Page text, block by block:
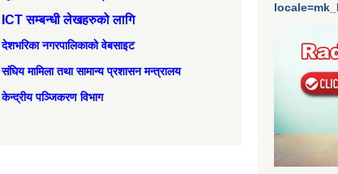
ICT सम्बन्धी लेखहरुको लागि
देशभरिका नगरपालिकाको वेबसाइट
संघिय मामिला तथा सामान्‍य प्रशासन मन्त्रालय
केन्द्रीय पञ्जिकरण विभाग